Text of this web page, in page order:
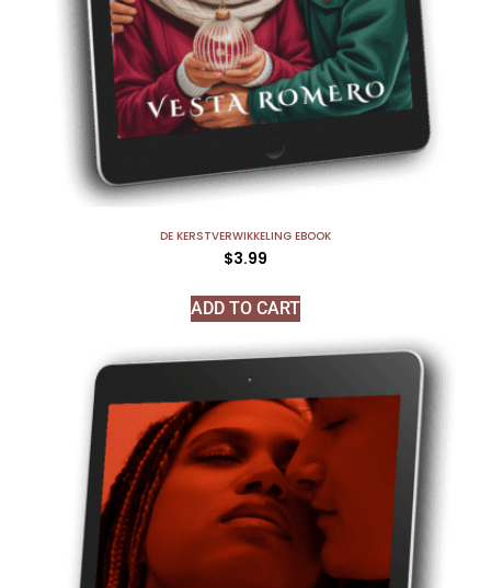
DE KERSTVERWIKKELING EBOOK
$3.99
ADD TO CART